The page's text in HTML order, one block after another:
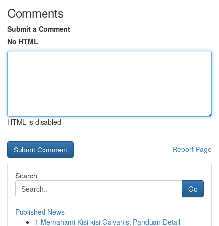
Comments
Submit a Comment
No HTML
HTML is disabled
Report Page
Search
Go
Published News
1 Memahami Kisi-kisi Galvanis: Panduan Detail